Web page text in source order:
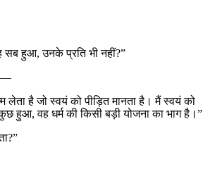
सब हुआ, उनके प्रति भी नहीं?”
लेता है जो स्वयं को पीड़ित मानता है। मैं स्वयं को
हुआ, वह धर्म की किसी बड़ी योजना का भाग है।”